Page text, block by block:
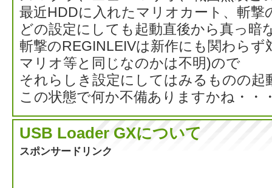
最近HDDに入れたマリオカート、斬撃
どの設定にしても起動直後から真っ暗
斬撃のREGINLEIVは新作にも関わら
マリオ等と同じなのかは不明)ので
それらしき設定にしてはみるものの起
この状態で何か不備ありますかね・・
USB Loader GXについて
スポンサードリンク